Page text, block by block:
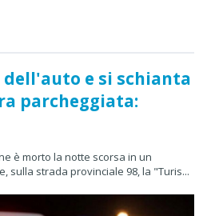
e si schianta
parcheggiata:
è morto la notte scorsa in un
sulla strada provinciale 98, la "Turis...